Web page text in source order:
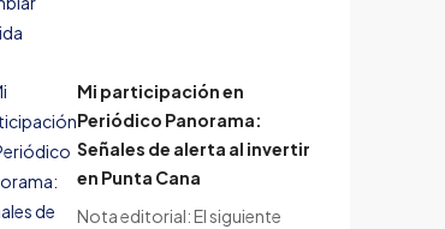
Mi participación en
Periódico Panorama:
Señales de alerta al invertir
en Punta Cana
Nota editorial: El siguiente